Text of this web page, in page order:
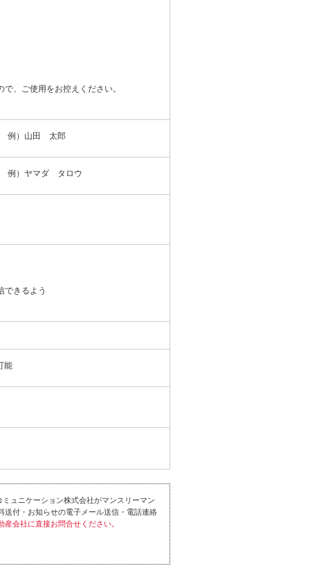
、ご使用をお控えください。
例）山田 太郎
例）ヤマダ タロウ
できるよう
能
ュニケーション株式会社がマンスリーマン
送付・お知らせの電子メール送信・電話連絡
産会社に直接お問合せください。